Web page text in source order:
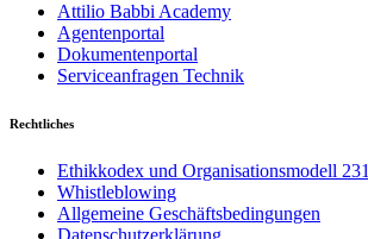
Attilio Babbi Academy
Agentenportal
Dokumentenportal
Serviceanfragen Technik
Rechtliches
Ethikkodex und Organisationsmodell 231
Whistleblowing
Allgemeine Geschäftsbedingungen
Datenschutzerklärung